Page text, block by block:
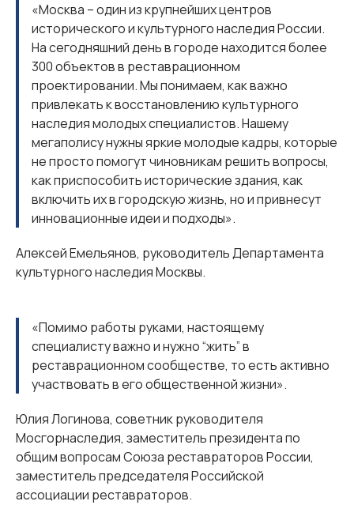
«Москва – один из крупнейших центров
исторического и культурного наследия России.
На сегодняшний день в городе находится более
300 объектов в реставрационном
проектировании. Мы понимаем, как важно
привлекать к восстановлению культурного
наследия молодых специалистов. Нашему
мегаполису нужны яркие молодые кадры, которые
не просто помогут чиновникам решить вопросы,
как приспособить исторические здания, как
включить их в городскую жизнь, но и привнесут
инновационные идеи и подходы».
Алексей Емельянов, руководитель Департамента
культурного наследия Москвы.
«Помимо работы руками, настоящему
специалисту важно и нужно “жить” в
реставрационном сообществе, то есть активно
участвовать в его общественной жизни».
Юлия Логинова, советник руководителя
Мосгорнаследия, заместитель президента по
общим вопросам Союза реставраторов России,
заместитель председателя Российской
ассоциации реставраторов.